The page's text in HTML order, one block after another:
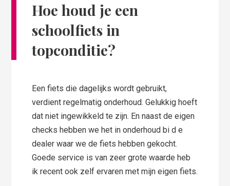
Hoe houd je een
schoolfiets in
topconditie?
Een fiets die dagelijks wordt gebruikt,
verdient regelmatig onderhoud. Gelukkig hoeft
dat niet ingewikkeld te zijn. En naast de eigen
checks hebben we het in onderhoud bi d e
dealer waar we de fiets hebben gekocht.
Goede service is van zeer grote waarde heb
ik recent ook zelf ervaren met mijn eigen fiets.